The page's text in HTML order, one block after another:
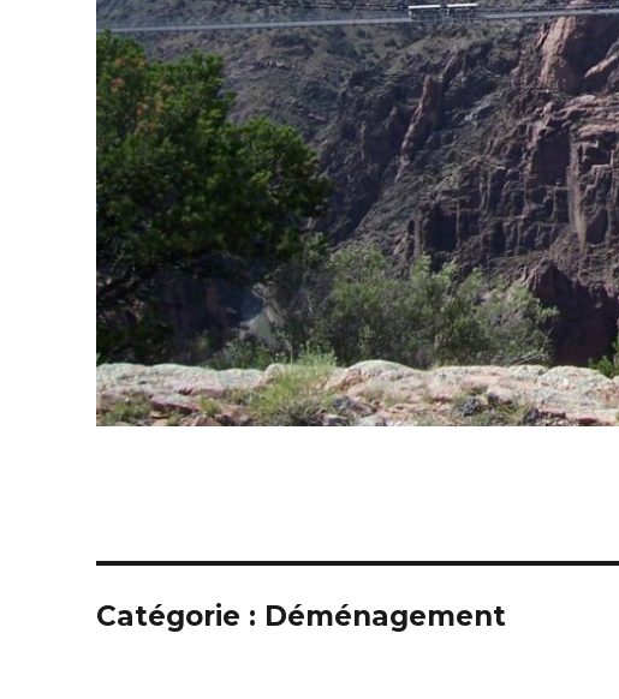
Catégorie : Déménagement